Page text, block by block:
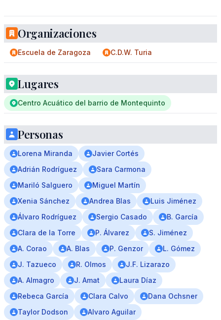
Organizaciones
Escuela de Zaragoza C.D.W. Turia
Lugares
Centro Acuático del barrio de Montequinto
Personas
Lorena Miranda
Javier Cortés
Adrián Rodríguez
Sara Carmona
Mariló Salguero
Miguel Martín
Xenia Sánchez
Andrea Blas
Luis Jiménez
Álvaro Rodríguez
Sergio Casado
B. García
Clara de la Torre
P. Álvarez
S. Jiménez
A. Corao
A. Blas P. Genzor
L. Gómez
J. Tazueco
R. Olmos
J.F. Lizarazo
A. Almagro
J. Amat
Laura Díaz
Rebeca García
Clara Calvo
Dana Ochsner
Taylor Dodson
Alvaro Aguilar